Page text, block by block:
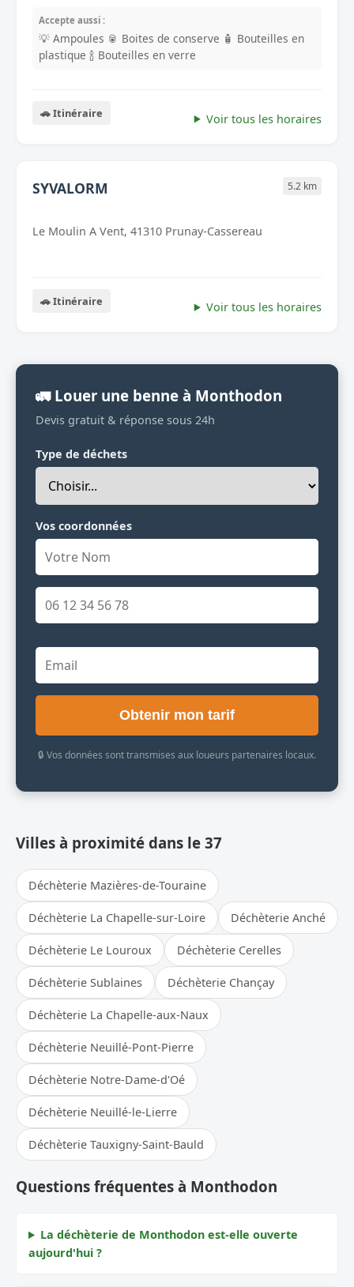
Accepte aussi :
💡 Ampoules 🥫 Boites de conserve 🧴 Bouteilles en
plastique 🍾 Bouteilles en verre
🚗 Itinéraire Voir tous les horaires
SYVALORM 5.2 km
Le Moulin A Vent, 41310 Prunay-Cassereau
🚗 Itinéraire Voir tous les horaires
🚛 Louer une benne à Monthodon
Devis gratuit & réponse sous 24h
Type de déchets
Vos coordonnées
Obtenir mon tarif
🔒 Vos données sont transmises aux loueurs partenaires locaux.
Villes à proximité dans le 37
Déchèterie Mazières-de-Touraine
Déchèterie La Chapelle-sur-Loire Déchèterie Anché
Déchèterie Le Louroux Déchèterie Cerelles
Déchèterie Sublaines Déchèterie Chançay
Déchèterie La Chapelle-aux-Naux
Déchèterie Neuillé-Pont-Pierre
Déchèterie Notre-Dame-d'Oé
Déchèterie Neuillé-le-Lierre
Déchèterie Tauxigny-Saint-Bauld
Questions fréquentes à Monthodon
La déchèterie de Monthodon est-elle ouverte
aujourd'hui ?